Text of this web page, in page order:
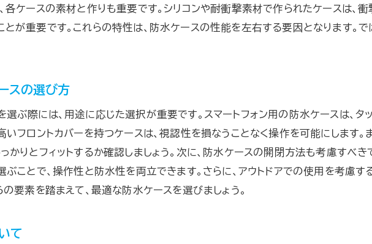
防水ケースの耐久性を検証
コストパフォーマンスの良い防水ケース
防水ケースの取り扱い注意点
スマートフォンとの相性を考慮した選び方
各ケースの素材と作りも重要です。シリコンや耐衝撃素材で作られたケースは、衝
が重要です。これらの特性は、防水ケースの性能を左右する要因となります。
スの選び方
ぶ際には、用途に応じた選択が重要です。スマートフォン用の防水ケースは、タ
いフロントカバーを持つケースは、視認性を損なうことなく操作を可能にします。
かりとフィットするか確認しましょう。次に、防水ケースの開閉方法も考慮すべき
ぶことで、操作性と防水性を両立できます。さらに、アウトドアでの使用を考慮す
の要素を踏まえて、最適な防水ケースを選びましょう。
て